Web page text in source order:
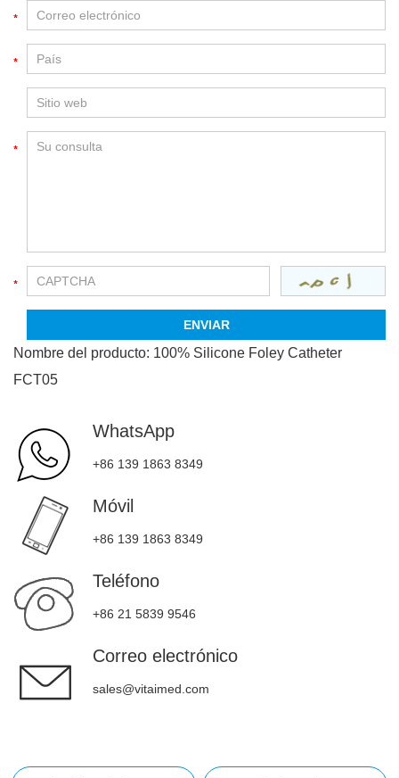
Nombre del producto: 100% Silicone Foley Catheter
FCT05
WhatsApp
+86 139 1863 8349
Móvil
+86 139 1863 8349
Teléfono
+86 21 5839 9546
Correo electrónico
sales@vitaimed.com